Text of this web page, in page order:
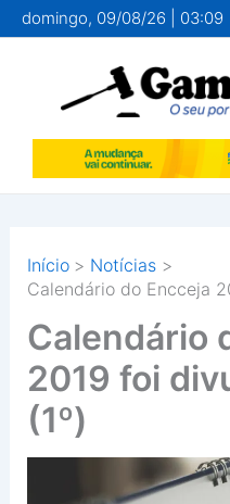
para
conteúdo
domingo, 09/08/26 | 03:09
Início
Notícias
Calendário do Encceja
Calendário
2019 foi
(1º)